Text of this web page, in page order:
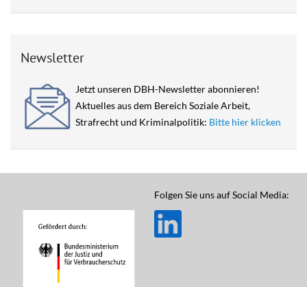
Newsletter
Jetzt unseren DBH-Newsletter abonnieren!
Aktuelles aus dem Bereich Soziale Arbeit,
Strafrecht und Kriminalpolitik: Bitte hier klicken
Folgen Sie uns auf Social Media: